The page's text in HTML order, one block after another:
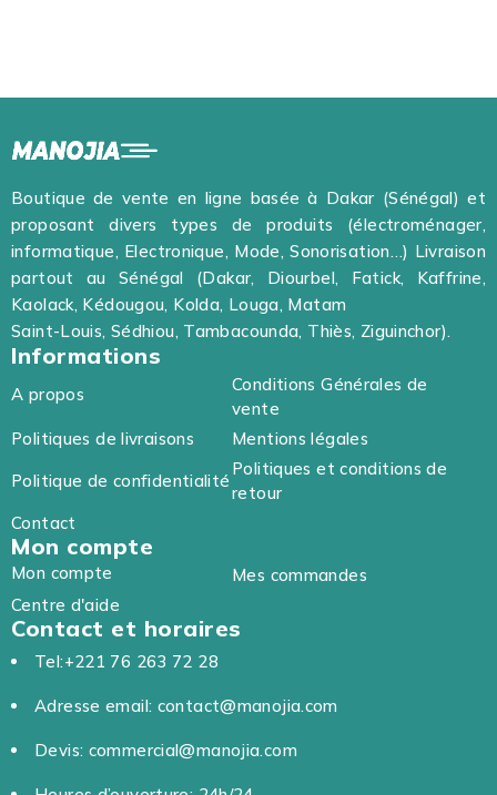
Boutique de vente en ligne basée à Dakar (Sénégal) et
proposant divers types de produits (électroménager,
informatique, Electronique, Mode, Sonorisation…) Livraison
partout au Sénégal (Dakar, Diourbel, Fatick, Kaffrine,
Kaolack, Kédougou, Kolda, Louga, Matam
Saint-Louis, Sédhiou, Tambacounda, Thiès, Ziguinchor).
Informations
A propos
Conditions Générales de
vente
Politiques de livraisons
Mentions légales
Politique de confidentialité
Politiques et conditions de
retour
Contact
Mon compte
Mon compte
Mes commandes
Centre d'aide
Contact et horaires
Tel:+221 76 263 72 28
Adresse email: contact@manojia.com
Devis: commercial@manojia.com